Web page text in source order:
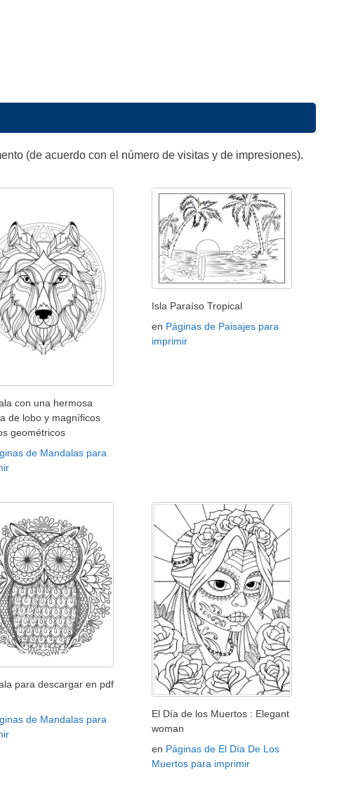
(de acuerdo con el número de visitas y de impresiones).
con una hermosa
de lobo y magníficos
geométricos
de Mandalas para
Isla Paraíso Tropical
en Páginas de Paisajes para
imprimir
para descargar en pdf
de Mandalas para
El Día de los Muertos : Elegant
woman
en Páginas de El Día De Los
Muertos para imprimir